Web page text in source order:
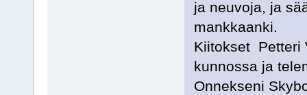
ja neuvoja, ja
mankkaanki.
Kiitokset Petteri
kunnossa ja
Onnekseni